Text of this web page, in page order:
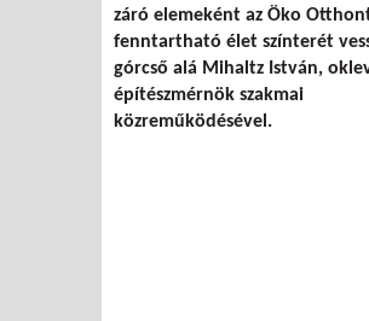
záró elemeként az Öko
fenntartható élet színterét
górcső alá Mihaltz István,
építészmérnök szakmai
közreműködésével.